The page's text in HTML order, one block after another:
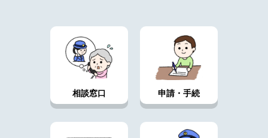
相談窓口 申請・手続